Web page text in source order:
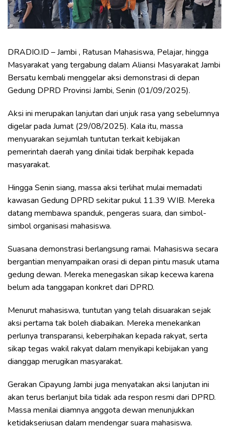
DRADIO.ID – Jambi , Ratusan Mahasiswa, Pelajar, hingga
Masyarakat yang tergabung dalam Aliansi Masyarakat Jambi
Bersatu kembali menggelar aksi demonstrasi di depan
Gedung DPRD Provinsi Jambi, Senin (01/09/2025).
Aksi ini merupakan lanjutan dari unjuk rasa yang sebelumnya
digelar pada Jumat (29/08/2025). Kala itu, massa
menyuarakan sejumlah tuntutan terkait kebijakan
pemerintah daerah yang dinilai tidak berpihak kepada
masyarakat.
Hingga Senin siang, massa aksi terlihat mulai memadati
kawasan Gedung DPRD sekitar pukul 11.39 WIB. Mereka
datang membawa spanduk, pengeras suara, dan simbol-
simbol organisasi mahasiswa.
Suasana demonstrasi berlangsung ramai. Mahasiswa secara
bergantian menyampaikan orasi di depan pintu masuk utama
gedung dewan. Mereka menegaskan sikap kecewa karena
belum ada tanggapan konkret dari DPRD.
Menurut mahasiswa, tuntutan yang telah disuarakan sejak
aksi pertama tak boleh diabaikan. Mereka menekankan
perlunya transparansi, keberpihakan kepada rakyat, serta
sikap tegas wakil rakyat dalam menyikapi kebijakan yang
dianggap merugikan masyarakat.
Gerakan Cipayung Jambi juga menyatakan aksi lanjutan ini
akan terus berlanjut bila tidak ada respon resmi dari DPRD.
Massa menilai diamnya anggota dewan menunjukkan
ketidakseriusan dalam mendengar suara mahasiswa.